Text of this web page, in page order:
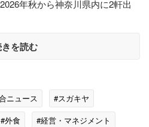
年秋から神奈川県内に2軒出
を読む
ニュース
#スガキヤ
#外食 #経営・マネジメント